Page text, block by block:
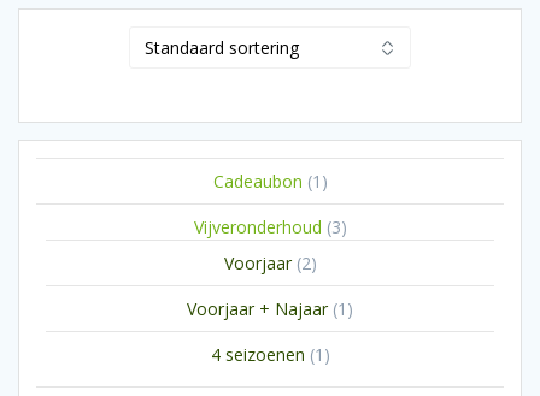
Cadeaubon 1 1
product
Vijveronderhoud 33
Voorjaar 22
producten
Voorjaar + Najaar 1 1
product
4 seizoenen 1 1